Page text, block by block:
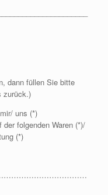
dann füllen Sie bitte
zurück.)
uns (*)
folgenden Waren (*)/
(*)